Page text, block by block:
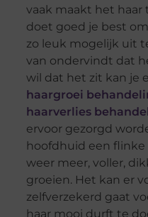
vaak maakt het haar
doet goed je best
zo leuk mogelijk uit
van ondervindt dat
wil dat het zit kan je
haargroei
haarverlies
ervoor gezorgd
hoofdhuid een
weer meer, voller,
groeien. Het kan er
zelfverzekerd gaat
haar mooi durft te